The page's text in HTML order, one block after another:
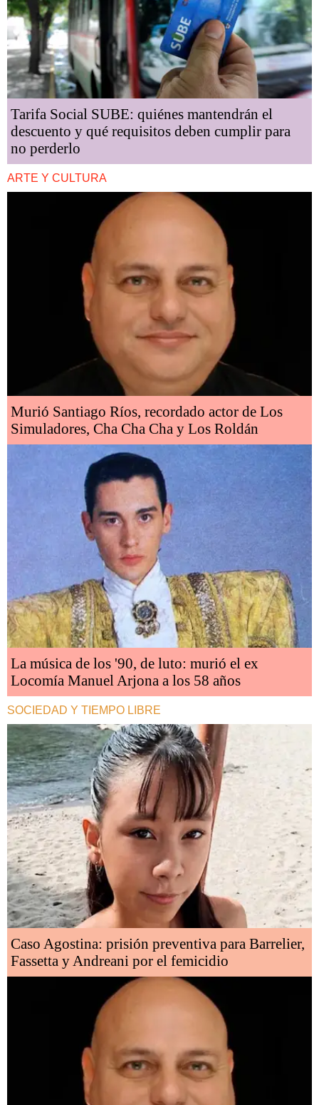
Tarifa Social SUBE: quiénes mantendrán el
descuento y qué requisitos deben cumplir para
no perderlo
ARTE Y CULTURA
Murió Santiago Ríos, recordado actor de Los
Simuladores, Cha Cha Cha y Los Roldán
La música de los '90, de luto: murió el ex
Locomía Manuel Arjona a los 58 años
SOCIEDAD Y TIEMPO LIBRE
Caso Agostina: prisión preventiva para Barrelier,
Fassetta y Andreani por el femicidio